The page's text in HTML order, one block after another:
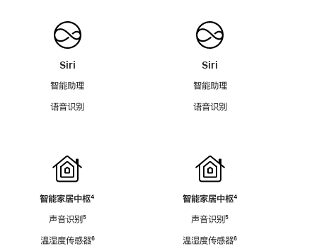
Siri
智能助理
语音识别
智能家居中枢脚
⁴
声音识别脚
⁵
温湿度传感器脚
⁶
Siri
智能助理
语音识别
智能家居中枢脚
⁴
声音识别脚
⁵
温湿度传感器脚
⁶